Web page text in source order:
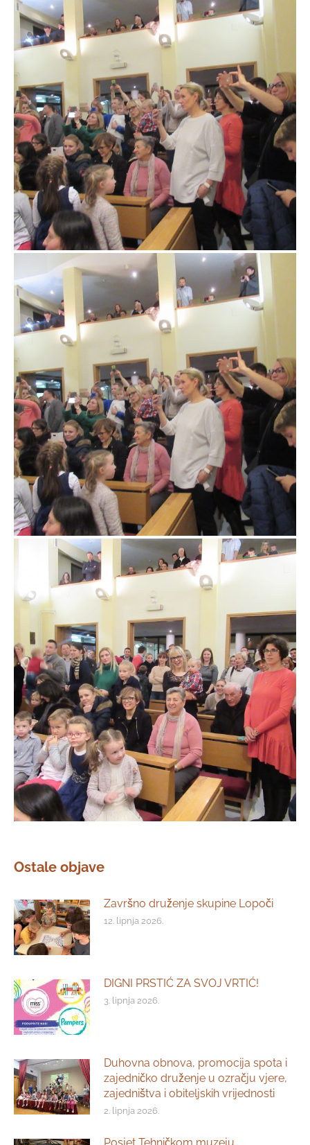
Ostale objave
Završno druženje skupine Lopoči
12. lipnja 2026.
DIGNI PRSTIĆ ZA SVOJ VRTIĆ!
3. lipnja 2026.
Duhovna obnova, promocija spota i
zajedničko druženje u ozračju vjere,
zajedništva i obiteljskih vrijednosti
2. lipnja 2026.